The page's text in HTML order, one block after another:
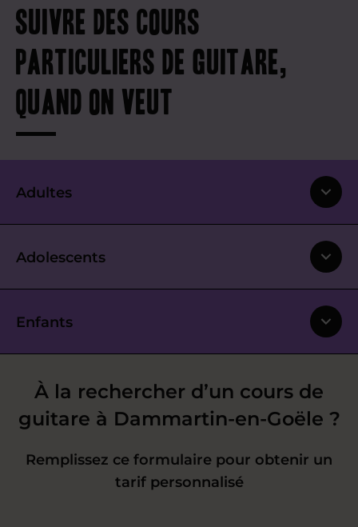
Suivre des cours
particuliers de guitare,
quand on veut
Adultes
Adolescents
Enfants
À la rechercher d’un cours de
guitare à Dammartin-en-Goële ?
Remplissez ce formulaire pour obtenir un
tarif personnalisé